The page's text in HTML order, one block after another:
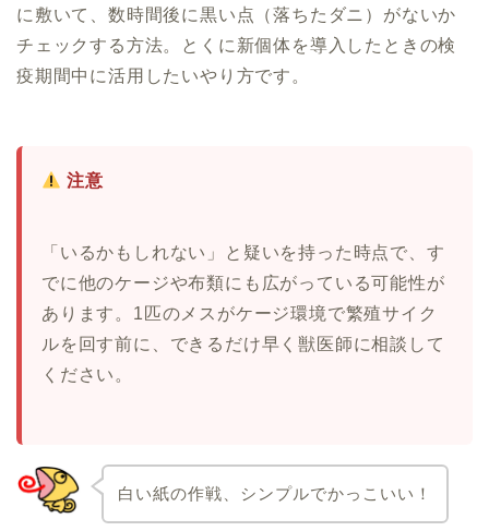
に敷いて、数時間後に黒い点（落ちたダニ）がないか
チェックする方法。とくに新個体を導入したときの検
疫期間中に活用したいやり方です。
注意
「いるかもしれない」と疑いを持った時点で、す
でに他のケージや布類にも広がっている可能性が
あります。1匹のメスがケージ環境で繁殖サイク
ルを回す前に、できるだけ早く獣医師に相談して
ください。
白い紙の作戦、シンプルでかっこいい！